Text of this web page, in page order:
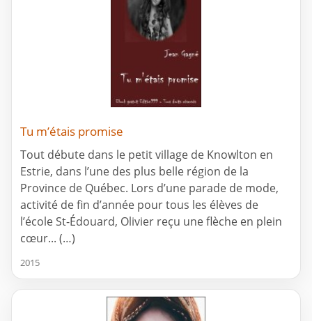
Tu m’étais promise
Tout débute dans le petit village de Knowlton en
Estrie, dans l’une des plus belle région de la
Province de Québec. Lors d’une parade de mode,
activité de fin d’année pour tous les élèves de
l’école St-Édouard, Olivier reçu une flèche en plein
cœur... (…)
2015